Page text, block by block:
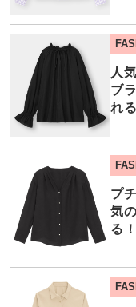
人
ブ
れ
プ
気
る！